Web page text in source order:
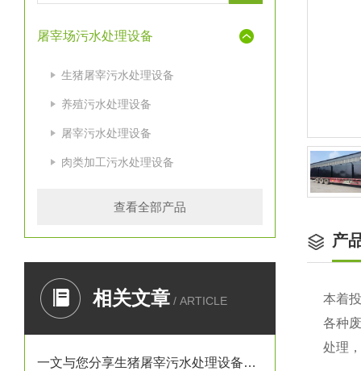
屠宰场污水处理设备
生猪屠宰污水处理设备
养殖污水处理设备
屠宰污水处理设备
肉类加工污水处理设备
查看全部产品
相关文章 / ARTICLE
一文与您分享生猪屠宰污水处理设备的常见故障相应解决方法
产
本着
各种
处理